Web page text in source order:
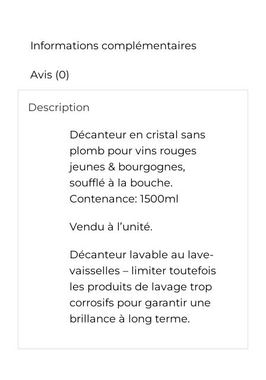
Informations complémentaires
Avis (0)
Description
Décanteur en cristal sans
plomb pour vins rouges
jeunes & bourgognes,
soufflé à la bouche.
Contenance: 1500ml
Vendu à l’unité.
Décanteur lavable au lave-
vaisselles – limiter toutefois
les produits de lavage trop
corrosifs pour garantir une
brillance à long terme.